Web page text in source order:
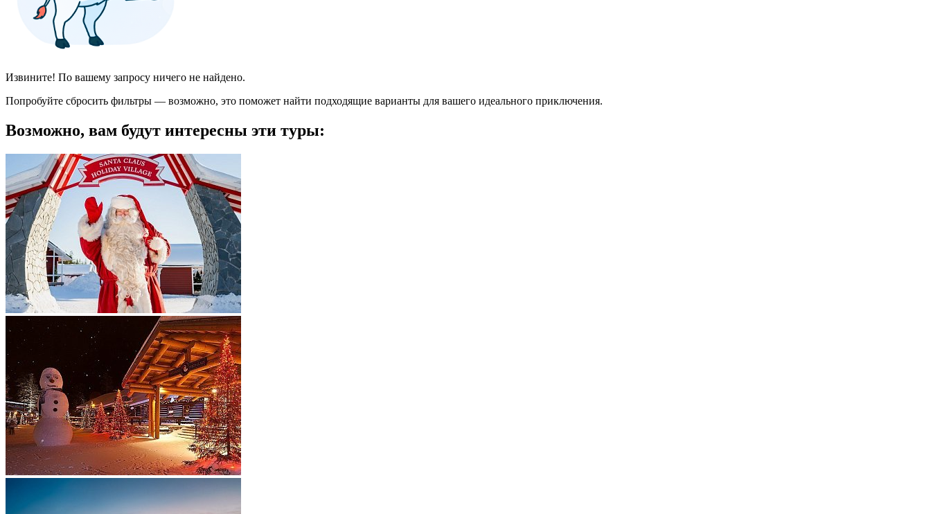
Извините! По вашему запросу ничего не найдено.
Попробуйте сбросить фильтры — возможно, это поможет найти подходящие варианты для вашего идеального приключения.
Возможно, вам будут интересны эти туры: